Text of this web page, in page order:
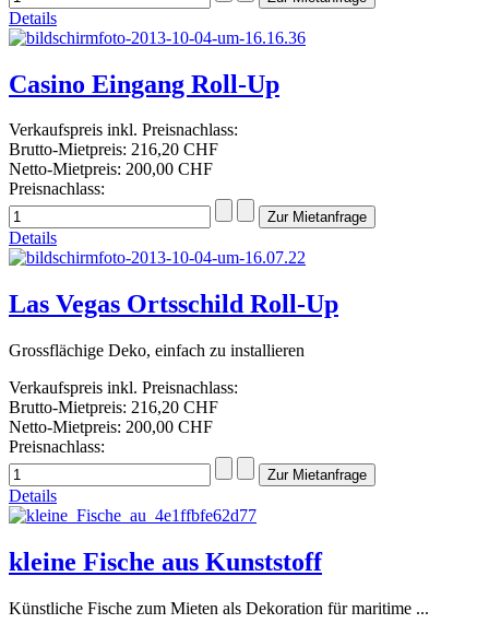
Details
Casino Eingang Roll-Up
Verkaufspreis inkl. Preisnachlass:
Brutto-Mietpreis: 216,20 CHF
Netto-Mietpreis: 200,00 CHF
Preisnachlass:
Details
Las Vegas Ortsschild Roll-Up
Grossflächige Deko, einfach zu installieren
Verkaufspreis inkl. Preisnachlass:
Brutto-Mietpreis: 216,20 CHF
Netto-Mietpreis: 200,00 CHF
Preisnachlass:
Details
kleine Fische aus Kunststoff
Künstliche Fische zum Mieten als Dekoration für maritime ...